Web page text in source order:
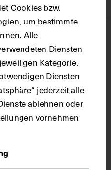
Kleine Pultvitrine im
weiters des
Cookies bzw.
um bestimmte
Alle
Diensten
Kategorie.
Diensten
jederzeit alle
ablehnen oder
vornehmen